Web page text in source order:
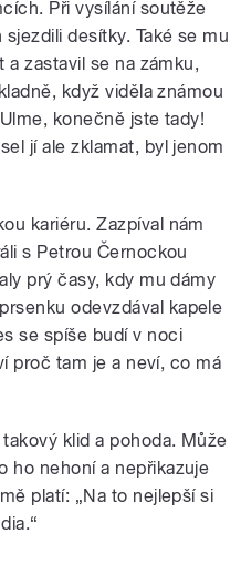
Při vysílání soutěže
desítky. Také se mu
zastavil se na zámku,
když viděla známou
konečně jste tady!
jí ale zklamat, byl jenom
kariéru. Zazpíval nám
s Petrou Černockou
prý časy, kdy mu dámy
odevzdával kapele
se spíše budí v noci
proč tam je a neví, co má
klid a pohoda. Může
ho nehoní a nepřikazuje
platí: „Na to nejlepší si